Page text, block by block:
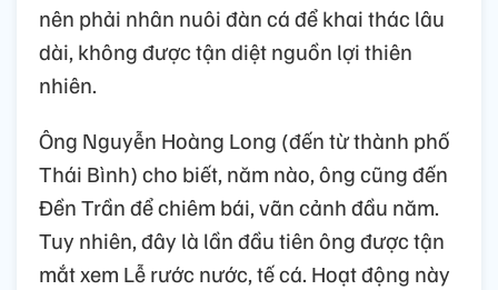
nên phải nhân nuôi đàn cá để khai thác lâu
dài, không được tận diệt nguồn lợi thiên
nhiên.
Ông Nguyễn Hoàng Long (đến từ thành phố
Thái Bình) cho biết, năm nào, ông cũng đến
Đền Trần để chiêm bái, vãn cảnh đầu năm.
Tuy nhiên, đây là lần đầu tiên ông được tận
mắt xem Lễ rước nước, tế cá. Hoạt động này